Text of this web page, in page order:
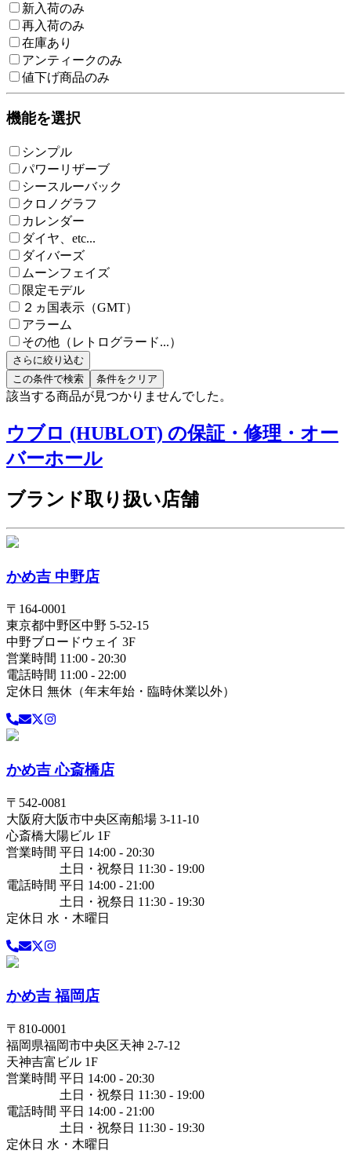
新入荷のみ
再入荷のみ
在庫あり
アンティークのみ
値下げ商品のみ
機能を選択
シンプル
パワーリザーブ
シースルーバック
クロノグラフ
カレンダー
ダイヤ、etc...
ダイバーズ
ムーンフェイズ
限定モデル
２ヵ国表示（GMT）
アラーム
その他（レトログラード...）
さらに絞り込む
この条件で検索
条件をクリア
該当する商品が見つかりませんでした。
ウブロ (HUBLOT) の保証・修理・オー
バーホール
ブランド取り扱い店舗
かめ吉 中野店
〒 164-0001
東京都中野区中野 5-52-15
中野ブロードウェイ 3F
営業時間 11:00 - 20:30
電話時間 11:00 - 22:00
定休日 無休（年末年始・臨時休業以外）
かめ吉 心斎橋店
〒 542-0081
大阪府大阪市中央区南船場 3-11-10
心斎橋大陽ビル 1F
営業時間 平日 14:00 - 20:30
土日・祝祭日 11:30 - 19:00
電話時間 平日 14:00 - 21:00
土日・祝祭日 11:30 - 19:30
定休日 水・木曜日
かめ吉 福岡店
〒 810-0001
福岡県福岡市中央区天神 2-7-12
天神吉富ビル 1F
営業時間 平日 14:00 - 20:30
土日・祝祭日 11:30 - 19:00
電話時間 平日 14:00 - 21:00
土日・祝祭日 11:30 - 19:30
定休日 水・木曜日